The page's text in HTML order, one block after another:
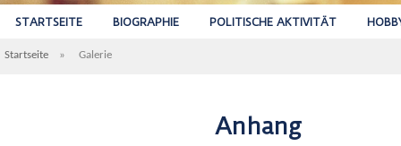
STARTSEITE BIOGRAPHIE POLITISCHE AKTIVITÄT
Startseite » Galerie
Anhang